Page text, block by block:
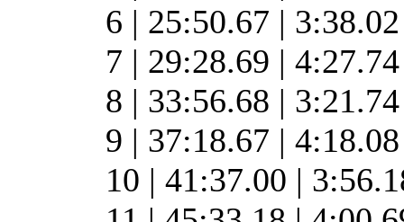
6 | 25:50.67 |
7 | 29:28.69 |
8 | 33:56.68 |
9 | 37:18.67 |
10 | 41:37.00 |